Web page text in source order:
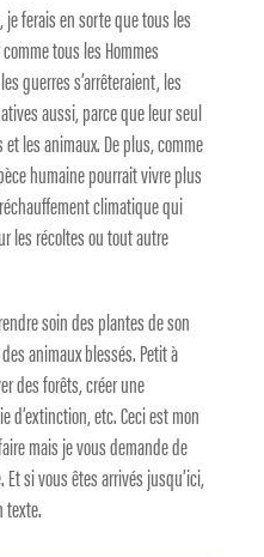
je ferais en sorte que tous les
tous les Hommes
guerres s’arrêteraient, les
aussi, parce que leur seul
les animaux. De plus, comme
humaine pourrait vivre plus
climatique qui
les récoltes ou tout autre
soin des plantes de son
animaux blessés. Petit à
des forêts, créer une
d’extinction, etc. Ceci est mon
mais je vous demande de
si vous êtes arrivés jusqu’ici,
texte.